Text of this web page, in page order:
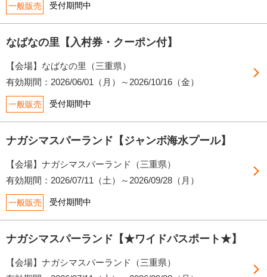
一般販売 受付期間中
なばなの里【入村券・クーポン付】
【会場】なばなの里（三重県）
有効期間：2026/06/01（月）～2026/10/16（金）
一般販売 受付期間中
ナガシマスパーランド【ジャンボ海水プール】
【会場】ナガシマスパーランド（三重県）
有効期間：2026/07/11（土）～2026/09/28（月）
一般販売 受付期間中
ナガシマスパーランド【★ワイドパスポート★】
【会場】ナガシマスパーランド（三重県）